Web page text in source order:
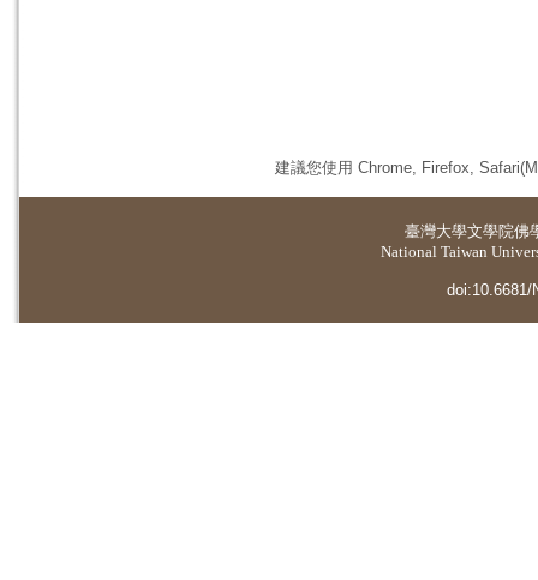
建議您使用 Chrome, Firefox,
臺灣大學文學院佛
National Taiwan
doi:10.6681/